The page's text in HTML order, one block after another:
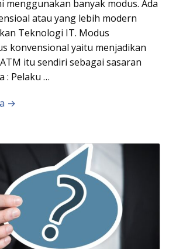
menggunakan banyak modus. Ada
atau yang lebih modern
Teknologi IT. Modus
konvensional yaitu menjadikan
itu sendiri sebagai sasaran
: Pelaku …
→